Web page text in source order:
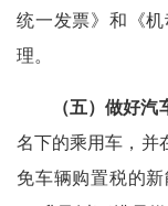
统一发票》和《
理。
（五）做好
名下的乘用车，并
免车辆购置税的